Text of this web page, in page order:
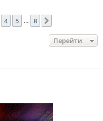
из
4 5 8
Перейти